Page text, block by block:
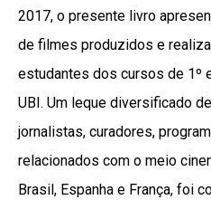
2017, o presente livro
de filmes produzidos e
estudantes dos cursos de 1º
UBI. Um leque diversificado
jornalistas, curadores,
relacionados com o meio
Brasil, Espanha e França, foi